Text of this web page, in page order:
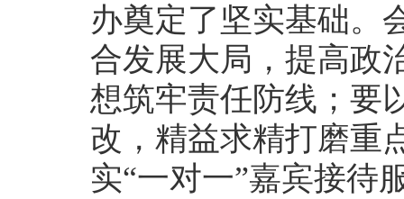
办奠定了坚实基础。
合发展大局，提高政
想筑牢责任防线；要
改，精益求精打磨重
实“一对一”嘉宾接待